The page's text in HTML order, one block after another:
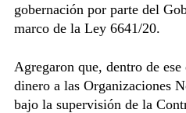
gobernación por parte del
marco de la Ley 6641/20.
Agregaron que, dentro de
dinero a las Organizaciones
bajo la supervisión de la